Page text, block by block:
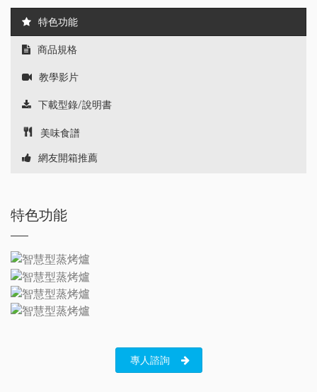
特色功能
商品規格
教學影片
下載型錄/說明書
美味食譜
網友開箱推薦
特色功能
專人諮詢